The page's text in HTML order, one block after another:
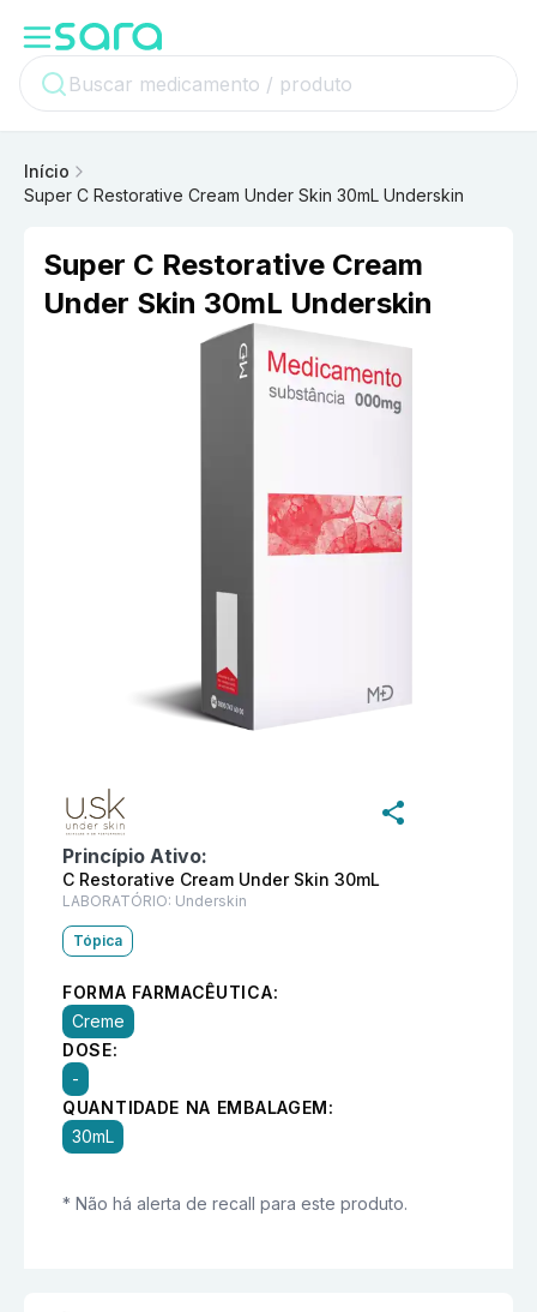
Início
Super C Restorative Cream Under Skin 30mL Underskin
Super C Restorative Cream
Under Skin 30mL Underskin
Princípio Ativo:
C Restorative Cream Under Skin 30mL
LABORATÓRIO: Underskin
Tópica
FORMA FARMACÊUTICA:
Creme
DOSE:
-
QUANTIDADE NA EMBALAGEM:
30mL
* Não há alerta de recall para este produto.